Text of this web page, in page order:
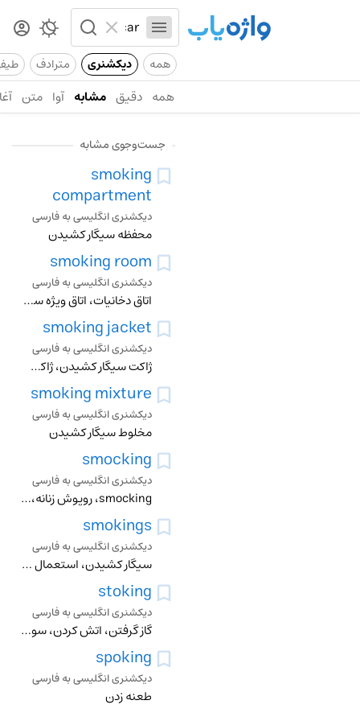
همه دیکشنری مترادف
همه دقیق مشابه آوا متن
جست‌وجوی مشابه
smoking
compartment
دیکشنری انگلیسی به فارسی
محفظه سیگار کشیدن
smoking room
دیکشنری انگلیسی به فارسی
اتاق دخانیات، اتاق ویژه سیگار کشیدن، اتاق مخصوص دود دادن ماهی وامثال ان، وقیح
smoking jacket
دیکشنری انگلیسی به فارسی
ژاکت سیگار کشیدن، ژاکت مردانه، لباس اسموکینگ
smoking mixture
دیکشنری انگلیسی به فارسی
مخلوط سیگار کشیدن
smocking
دیکشنری انگلیسی به فارسی
smocking، روپوش زنانه، روپوش زنانه دوختن
smokings
دیکشنری انگلیسی به فارسی
سیگار کشیدن، استعمال دخانیات
stoking
دیکشنری انگلیسی به فارسی
گاز گرفتن، اتش کردن، سوخت ریختن در
spoking
دیکشنری انگلیسی به فارسی
طعنه زدن